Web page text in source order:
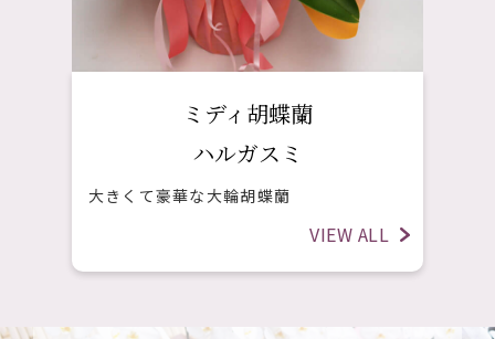
ミディ胡蝶蘭
ハルガスミ
大きくて豪華な大輪胡蝶蘭
VIEW ALL